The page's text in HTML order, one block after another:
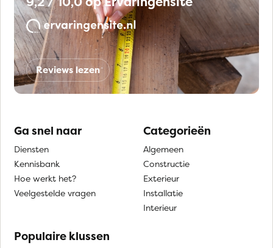
Reviews lezen
Ga snel naar
Diensten
Kennisbank
Hoe werkt het?
Veelgestelde vragen
Categorieën
Algemeen
Constructie
Exterieur
Installatie
Interieur
Populaire klussen